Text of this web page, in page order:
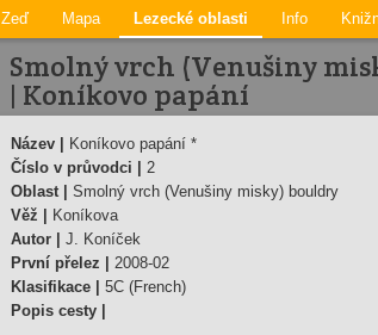
Zeď Mapa Lezecké oblasti Info
Smolný vrch (Venušiny
| Koníkovo papání
Název |
Koníkovo papání *
Číslo v průvodci |
2
Oblast |
Smolný vrch (Venušiny misky) bouldry
Věž |
Koníkova
Autor |
J. Koníček
První přelez |
2008-02
Klasifikace |
5C (French)
Popis cesty |